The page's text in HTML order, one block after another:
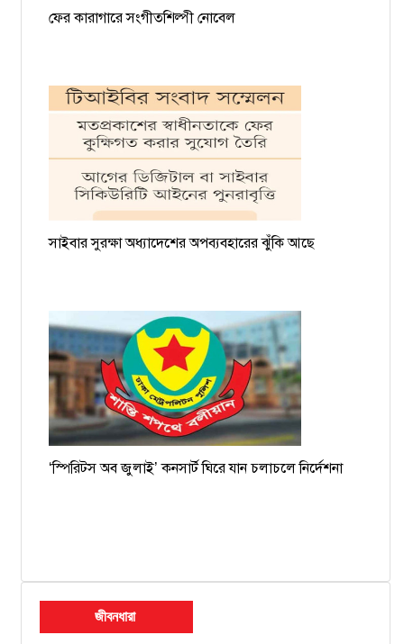
ফের কারাগারে সংগীতশিল্পী নোবেল
সাইবার সুরক্ষা অধ্যাদেশের অপব্যবহারের ঝুঁকি আছে
‘স্পিরিটস অব জুলাই’ কনসার্ট ঘিরে যান চলাচলে নির্দেশনা
জীবনধারা